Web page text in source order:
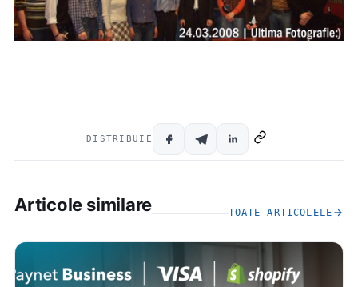
DISTRIBUIE
Articole similare TOATE ARTICOLELE